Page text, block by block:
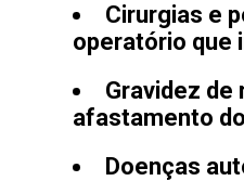
Cirurgias e
operatório que
Gravidez de
afastamento
Doenças